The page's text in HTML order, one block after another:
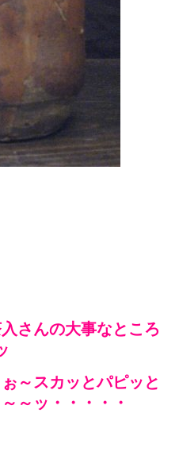
さんの大事なところ
～スカッとパピッと
～ッ・・・・・